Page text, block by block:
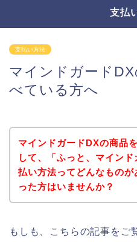
支払
支払い方法
マインドガード
べている方へ
マインドガードDXの商品
して、「ふっと、マイン
払い方法ってどんなものが
った方はいませんか？
もしも、こちらの記事をご